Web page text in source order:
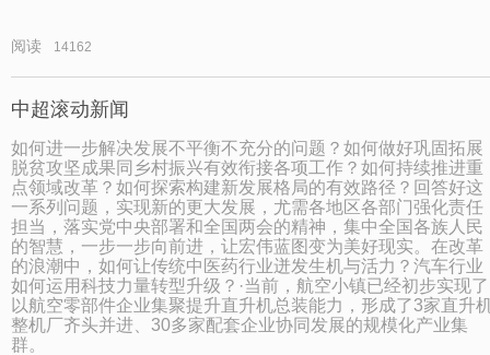
阅读 14162
中超滚动新闻
如何进一步解决发展不平衡不充分的问题？如何做好巩固拓展
脱贫攻坚成果同乡村振兴有效衔接各项工作？如何持续推进重
点领域改革？如何探索构建新发展格局的有效路径？回答好这
一系列问题，实现新的更大发展，尤需各地区各部门强化责任
担当，落实党中央部署和全国两会的精神，集中全国各族人民
的智慧，一步一步向前进，让宏伟蓝图变为美好现实。在改革
的浪潮中，如何让传统中医药行业迸发生机与活力？汽车行业
如何运用科技力量转型升级？·当前，航空小镇已经初步实现了
以航空零部件企业集聚提升直升机总装能力，形成了3家直升
整机厂齐头并进、30多家配套企业协同发展的规模化产业集
群。